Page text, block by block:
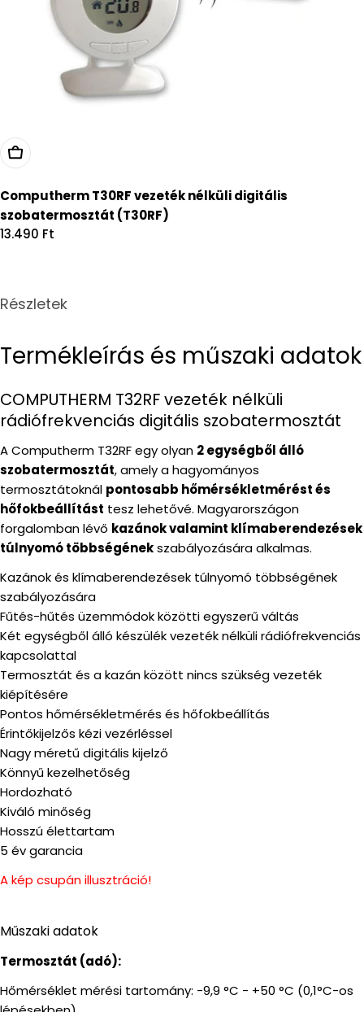
Kosárba
Computherm T30RF vezeték nélküli digitális
szobatermosztát (T30RF)
Regular
13.490 Ft
Részletek
Termékleírás és műszaki adatok
COMPUTHERM T32RF vezeték nélküli
rádiófrekvenciás digitális szobatermosztát
A Computherm T32RF egy olyan 2 egységből álló
szobatermosztát, amely a hagyományos
termosztátoknál pontosabb hőmérsékletméréstés
hőfokbeállítást tesz lehetővé. Magyarországon
forgalomban lévő kazánok valamint klímaberendezések
túlnyomó többségénekszabályozására alkalmas.
Kazánok és klímaberendezések túlnyomó többségének
szabályozására
Fűtés-hűtés üzemmódok közötti egyszerű váltás
Két egységből álló készülék vezeték nélküli rádiófrekvenciás
kapcsolattal
Termosztát és a kazán között nincs szükség vezeték
kiépítésére
Pontos hőmérsékletmérés és hőfokbeállítás
Érintőkijelzős kézi vezérléssel
Nagy méretű digitális kijelző
Könnyű kezelhetőség
Hordozható
Kiváló minőség
Hosszú élettartam
5 év garancia
A kép csupán illusztráció!
Műszaki adatok
Termosztát (adó):
Hőmérséklet mérési tartomány: -9,9 °C - +50 °C (0,1°C-os